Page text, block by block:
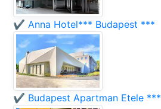
✔️ Anna Hotel*** Budapest ***
✔️ Budapest Apartman Etele ***